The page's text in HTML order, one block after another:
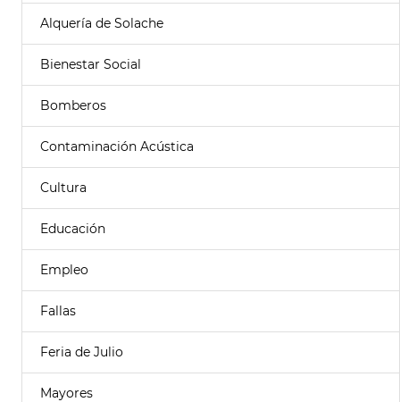
Alquería de Solache
Bienestar Social
Bomberos
Contaminación Acústica
Cultura
Educación
Empleo
Fallas
Feria de Julio
Mayores